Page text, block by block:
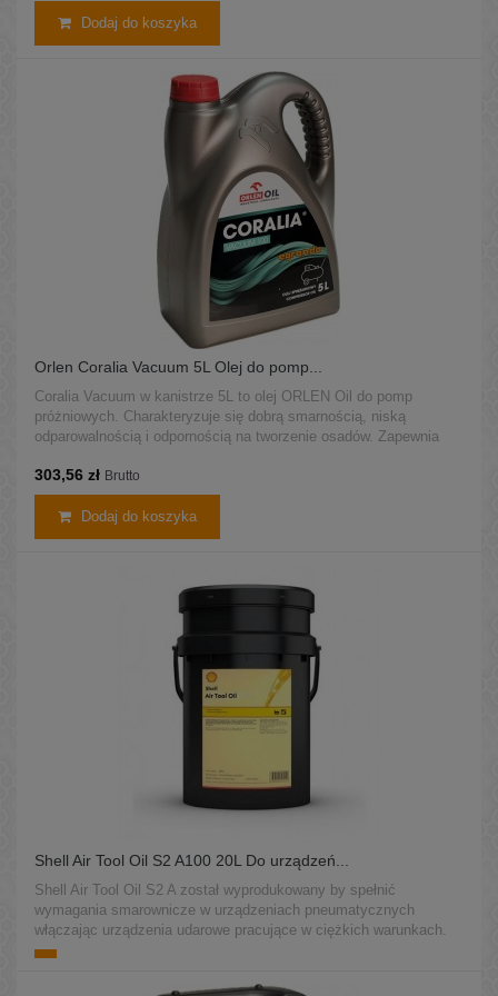
Dodaj do koszyka
Orlen Coralia Vacuum 5L Olej do pomp...
Coralia Vacuum w kanistrze 5L to olej ORLEN Oil do pomp
próżniowych. Charakteryzuje się dobrą smarnością, niską
odparowalnością i odpornością na tworzenie osadów. Zapewnia
przemysłowych i laboratoryjnych.
303,56 zł Brutto
Dodaj do koszyka
Shell Air Tool Oil S2 A100 20L Do urządzeń...
Shell Air Tool Oil S2 A został wyprodukowany by spełnić
wymagania smarownicze w urządzeniach pneumatycznych
włączając urządzenia udarowe pracujące w ciężkich warunkach.